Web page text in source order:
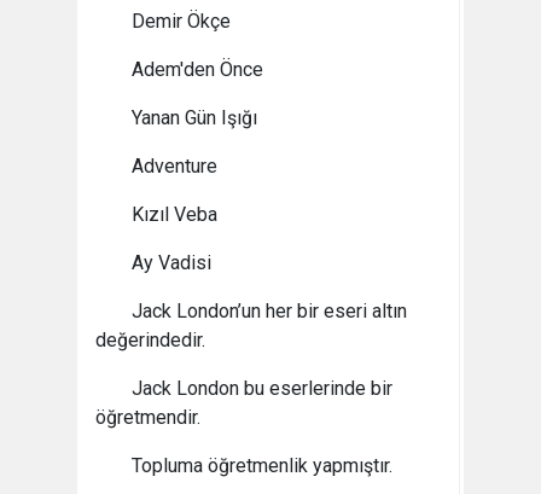
Demir Ökçe
Adem'den Önce
Yanan Gün Işığı
Adventure
Kızıl Veba
Ay Vadisi
Jack London’un her bir eseri altın
değerindedir.
Jack London bu eserlerinde bir
öğretmendir.
Topluma öğretmenlik yapmıştır.